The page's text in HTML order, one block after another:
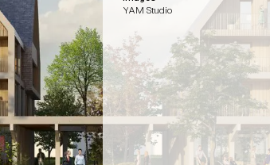
YAM Studio